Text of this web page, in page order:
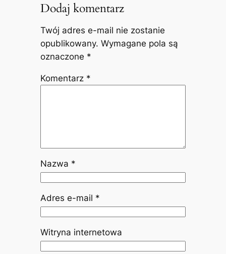
Dodaj komentarz
Twój adres e-mail nie zostanie
opublikowany. Wymagane pola są
oznaczone *
Komentarz *
Nazwa *
Adres e-mail *
Witryna internetowa